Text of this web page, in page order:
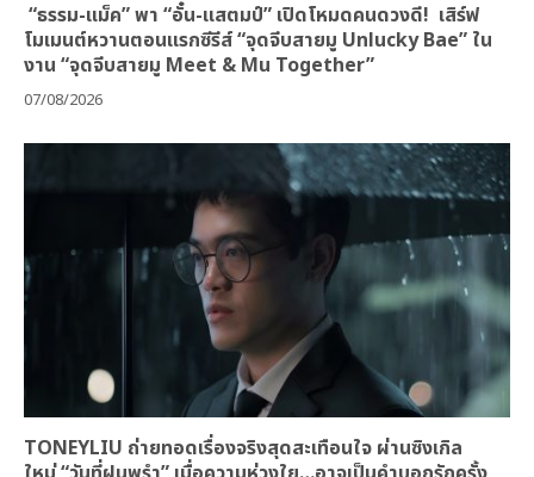
“ธรรม-แม็ค” พา “อั๋น-แสตมป์” เปิดโหมดคนดวงดี! เสิร์ฟ
โมเมนต์หวานตอนแรกซีรีส์ “จุดจีบสายมู Unlucky Bae” ใน
งาน “จุดจีบสายมู Meet & Mu Together”
07/08/2026
TONEYLIU ถ่ายทอดเรื่องจริงสุดสะเทือนใจ ผ่านซิงเกิล